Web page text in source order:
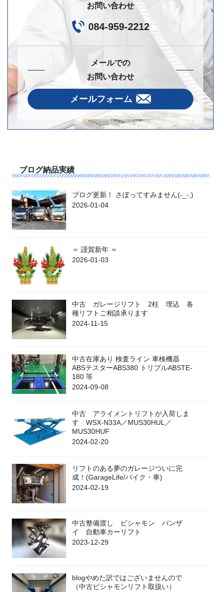
お問い合わせ
084-959-2212
メールでの
お問い合わせ
メールフォーム
ブログ納品実績
ブログ更新！ さぼってすみません(-_-;)
2026-01-04
＝ 謹賀新年 ＝
2026-01-03
中古 ガレージリフト 2柱 埋込 各
種リフトご相談承ります
2024-11-15
中古在庫あり 検査ライン 車検機器
ABSテスターABS380 トリプルABSTE-
180 等
2024-09-08
中古 アライメントリフトが入荷しま
す WSX-N33A／MUS30HUL／
MUS30HUF
2024-02-20
リフトのある夢のガレージついに完
成！(GarageLife/バイク・車)
2024-02-19
中古整備渡し ビシャモン バンザ
イ 自動車カーリフト
2023-12-29
blogやめた訳ではございませんので
（中古ビシャモンリフト取扱い）